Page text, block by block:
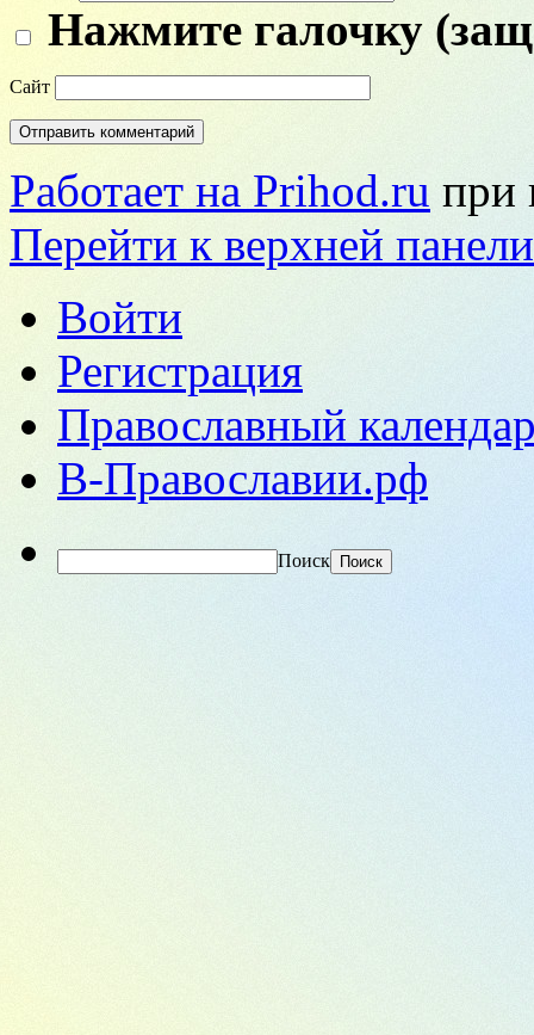
Нажмите галочку
Сайт
Работает на Prihod.ru при
Перейти к верхней панели
Войти
Регистрация
Православный
В-Православии.рф
Поиск